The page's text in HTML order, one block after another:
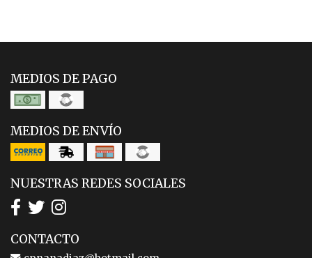
MEDIOS DE PAGO
MEDIOS DE ENVÍO
NUESTRAS REDES SOCIALES
CONTACTO